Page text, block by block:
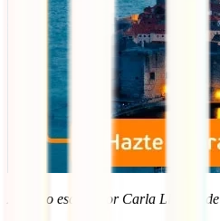
Artículo escrito por Carla Llamas de